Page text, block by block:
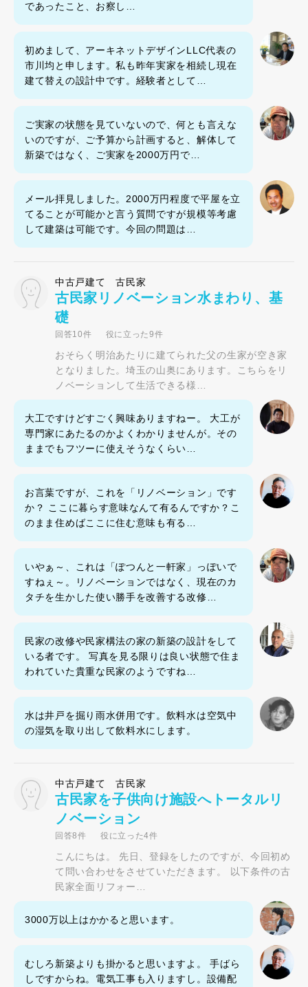
であったこと、お察し…
初めまして、アーキネットデザインLLC代表の
市川均と申します。私も昨年実家を相続し現在
建て替えの設計中です。経験者として…
ご実家の状態を見ていないので、何とも言えな
いのですが、ご予算から計画すると、解体して
新築ではなく、ご実家を2000万円で…
メール拝見しました。2000万円程度で平屋を立
てることが可能かと言う質問ですが規模等考慮
して建築は可能です。今回の問題は…
中古戸建て 古民家
古民家リノベーション水まわり、基
礎
回答10件 役に立った9件
おそらく明治あたりに建てられた父の生家が空き家
となりました。埼玉の山奥にあります。こちらをリ
ノベーションして生活できる様…
大工ですけどすごく興味ありますねー。 大工が
専門家にあたるのかよくわかりませんが。その
ままでもフツーに使えそうなくらい…
お言葉ですが、これを「リノベーション」です
か？ ここに暮らす意味なんて有るんですか？こ
のまま住めばここに住む意味も有る…
いやぁ～、これは「ぽつんと一軒家」っぽいで
すねぇ～。リノベーションではなく、現在のカ
タチを生かした使い勝手を改善する改修…
民家の改修や民家構法の家の新築の設計をして
いる者です。 写真を見る限りは良い状態で住ま
われていた貴重な民家のようですね…
水は井戸を掘り雨水併用です。飲料水は空気中
の湿気を取り出して飲料水にします。
中古戸建て 古民家
古民家を子供向け施設へトータルリ
ノベーション
回答8件 役に立った4件
こんにちは。 先日、登録をしたのですが、今回初め
て問い合わせをさせていただきます。 以下条件の古
民家全面リフォー…
3000万以上はかかると思います。
むしろ新築よりも掛かると思いますよ。 手ばら
しですからね。電気工事も入りますし。設備配